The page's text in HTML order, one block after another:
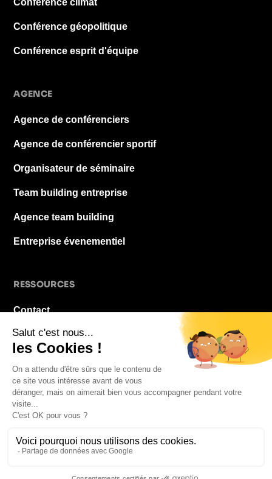
Conférence climat
Conférence géopolitique
Conférence esprit d'équipe
AGENCE
Agence de conférenciers
Agence de conférencier sportif
Organisateur de séminaire
Team building entreprise
Agence team building
Entreprise évenementiel
RESSOURCES
Contact
À propos
FAQ
© 2026 La Pause De Midi. Tous droits réservés.
Mentions légales